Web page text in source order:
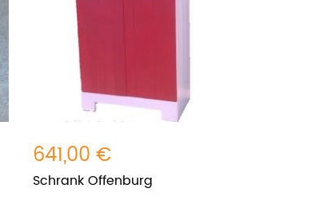
641,00 €
Schrank Offenburg